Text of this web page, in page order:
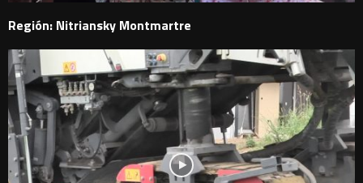
Región: Nitriansky Montmartre